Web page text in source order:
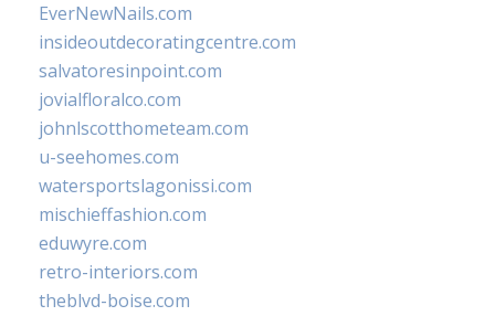
EverNewNails.com
insideoutdecoratingcentre.com
salvatoresinpoint.com
jovialfloralco.com
johnlscotthometeam.com
u-seehomes.com
watersportslagonissi.com
mischieffashion.com
eduwyre.com
retro-interiors.com
theblvd-boise.com